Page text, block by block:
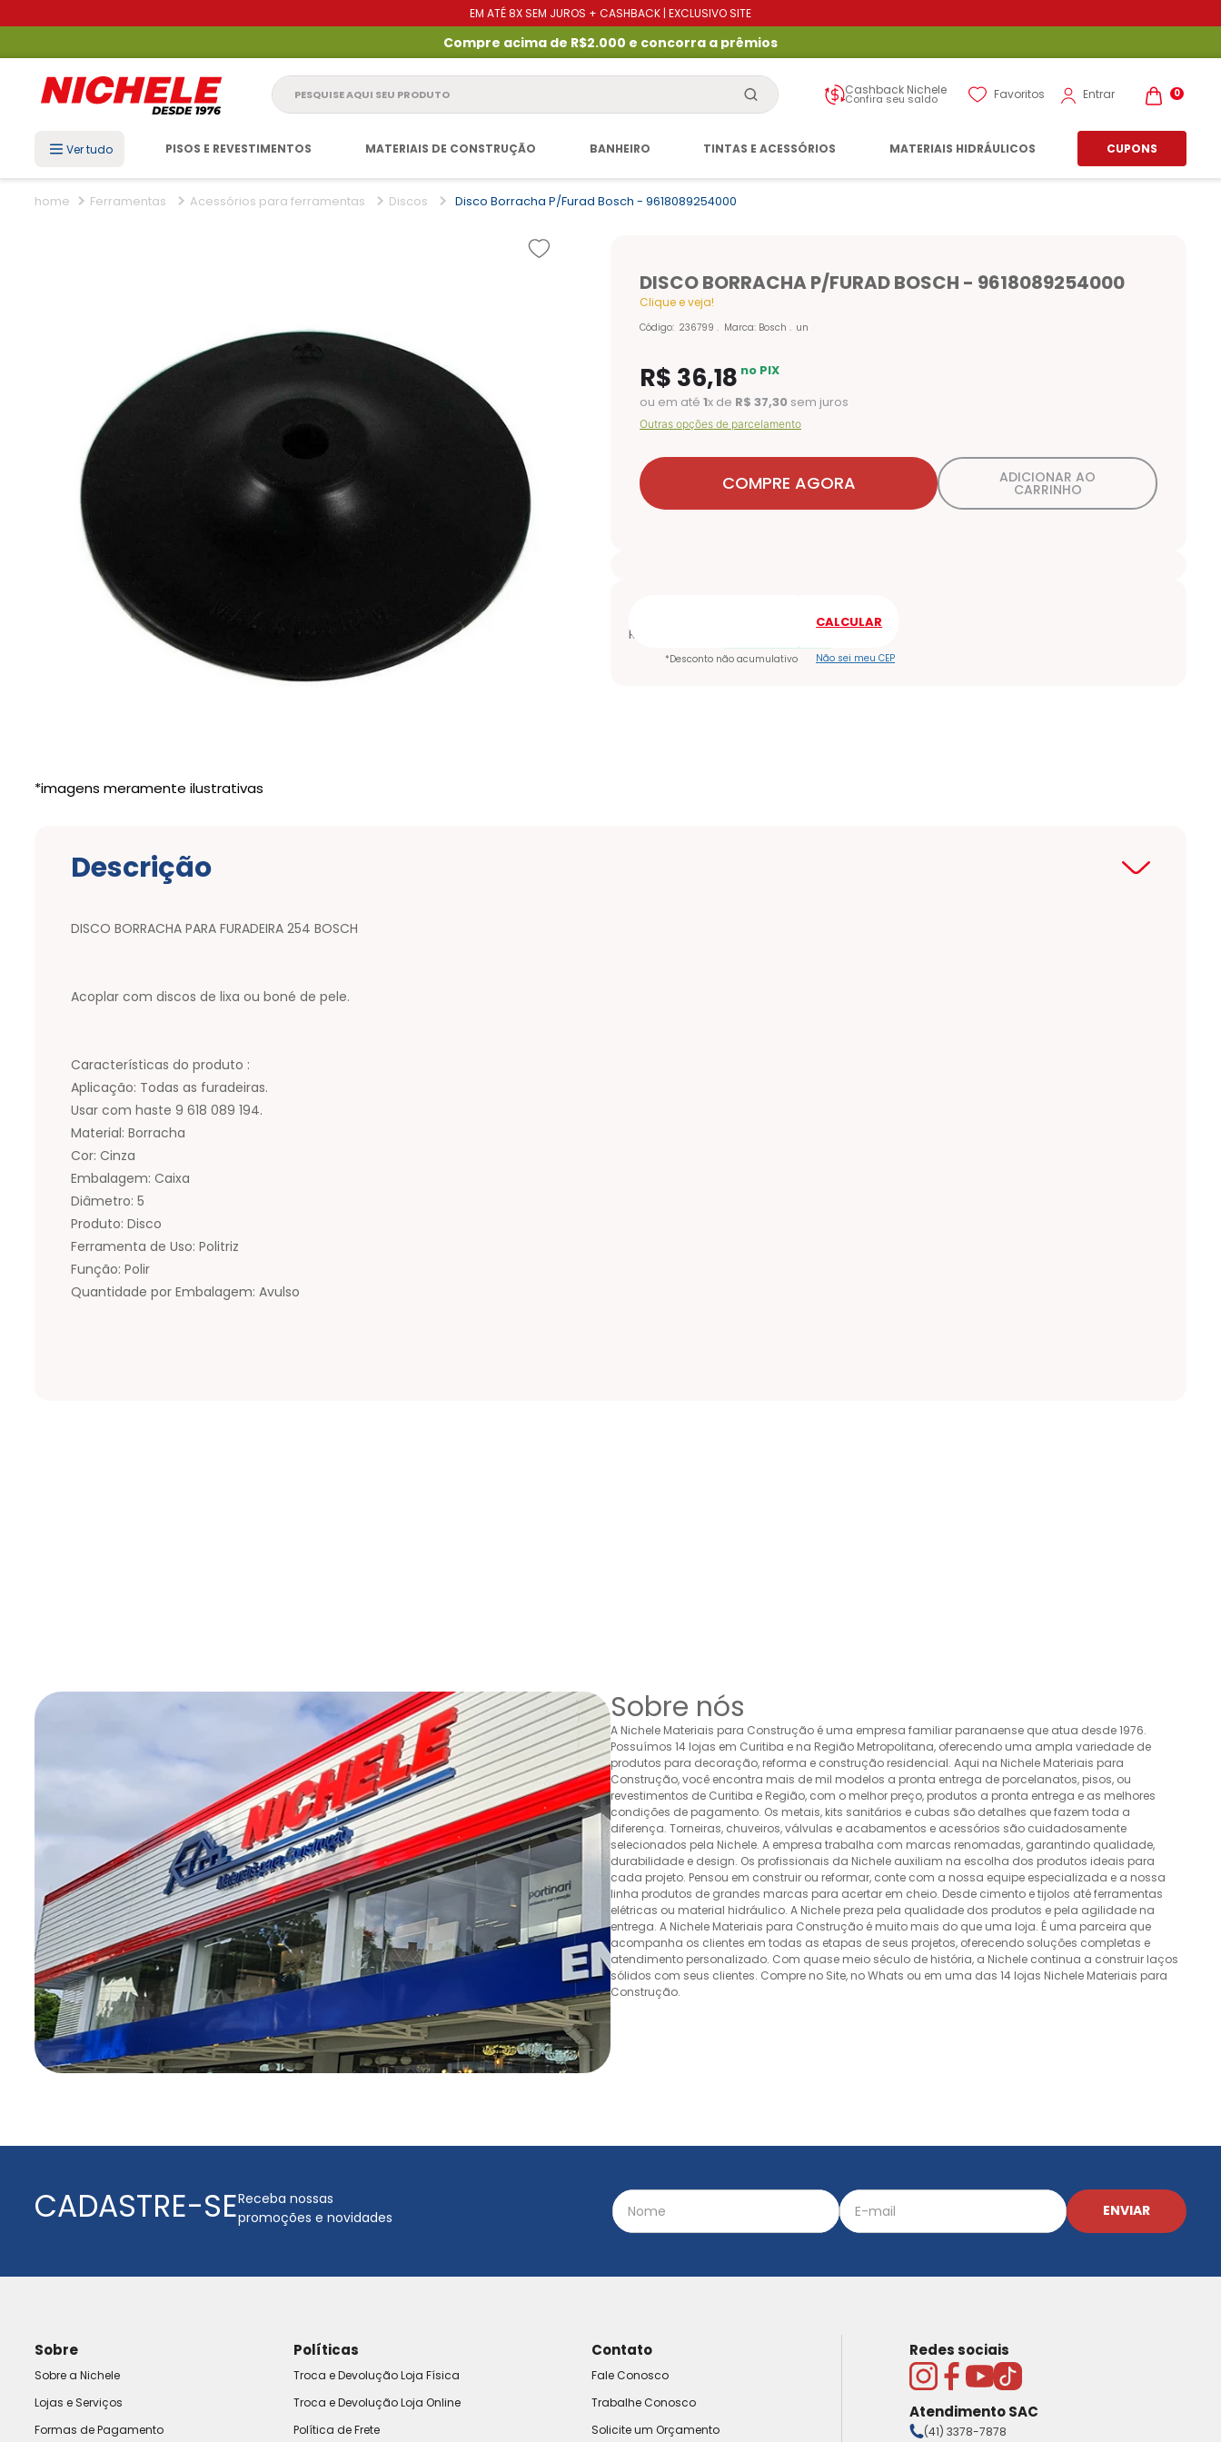
EM ATÉ 8X SEM JUROS + CASHBACK | EXCLUSIVO SITE
Compre acima de R$2.000 e concorra a prêmios
Pesquise aqui seu produto Cashback Nichele
Confira seu saldo Favoritos Entrar 0
Ver tudo PISOS E REVESTIMENTOS MATERIAIS DE CONSTRUÇÃO BANHEIRO TINTAS E ACESSÓRIOS MATERIAIS HIDRÁULICOS CUPONS
Ferramentas Acessórios para ferramentas Discos Disco Borracha P/furad Bosch - 9618089254000
DISCO BORRACHA P/FURAD BOSCH - 9618089254000
Clique e veja!
Código: 236799 Marca: Bosch un
R$ 36,18 no PIX
ou em até 1x de R$ 37,30 sem juros
Outras opções de parcelamento
COMPRE AGORA ADICIONAR AO
CARRINHO
Não sei meu CEP
Descrição
DISCO BORRACHA PARA FURADEIRA 254 BOSCH
Acoplar com discos de lixa ou boné de pele.
Características do produto :
Aplicação: Todas as furadeiras.
Usar com haste 9 618 089 194.
Material: Borracha
Cor: Cinza
Embalagem: Caixa
Diâmetro: 5
Produto: Disco
Ferramenta de Uso: Politriz
Função: Polir
Quantidade por Embalagem: Avulso
Sobre nós
A Nichele Materiais para Construção é uma empresa familiar paranaense que atua desde 1976.
Possuímos 14 lojas em Curitiba e na Região Metropolitana, oferecendo uma ampla variedade de
produtos para decoração, reforma e construção residencial. Aqui na Nichele Materiais para
Construção, você encontra mais de mil modelos a pronta entrega de porcelanatos, pisos, ou
revestimentos de Curitiba e Região, com o melhor preço, produtos a pronta entrega e as melhores
condições de pagamento. Os metais, kits sanitários e cubas são detalhes que fazem toda a
diferença. Torneiras, chuveiros, válvulas e acabamentos e acessórios são cuidadosamente
selecionados pela Nichele. A empresa trabalha com marcas renomadas, garantindo qualidade,
durabilidade e design. Os profissionais da Nichele auxiliam na escolha dos produtos ideais para
cada projeto. Pensou em construir ou reformar, conte com a nossa equipe especializada e a nossa
linha produtos de grandes marcas para acertar em cheio. Desde cimento e tijolos até ferramentas
elétricas ou material hidráulico. A Nichele preza pela qualidade dos produtos e pela agilidade na
entrega. A Nichele Materiais para Construção é muito mais do que uma loja. É uma parceira que
acompanha os clientes em todas as etapas de seus projetos, oferecendo soluções completas e
atendimento personalizado. Com quase meio século de história, a Nichele continua a construir laços
sólidos com seus clientes. Compre no Site, no Whats ou em uma das 14 lojas Nichele Materiais para
Construção.
CADASTRE-SEReceba nossas
promoções e novidades
ENVIAR
Sobre
Sobre a Nichele
Lojas e Serviços
Formas de Pagamento
Políticas
Troca e Devolução Loja Física
Troca e Devolução Loja Online
Política de Frete
Contato
Fale Conosco
Trabalhe Conosco
Solicite um Orçamento
Redes sociais
Atendimento SAC
(41) 3378-7878